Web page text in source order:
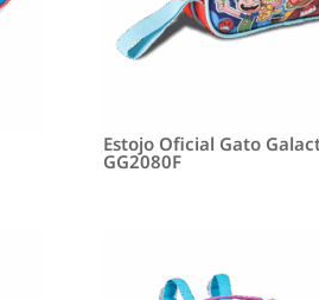
Estojo Oficial Gato
GG2080F